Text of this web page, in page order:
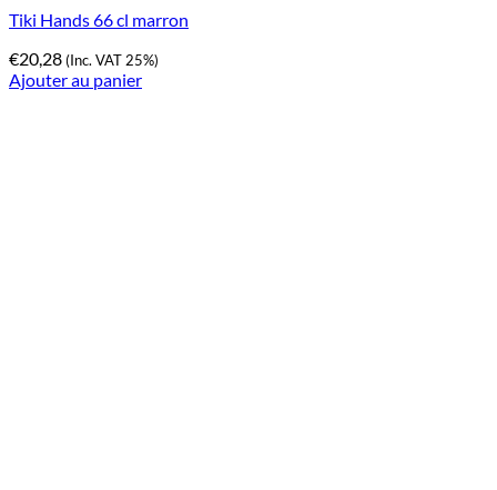
Tiki Hands 66 cl marron
€20,28(Inc. VAT 25%)
Ajouter au panier